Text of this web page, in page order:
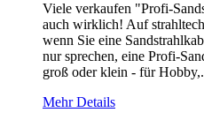
Viele verkaufen "Profi-
auch wirklich! Auf
wenn Sie eine
nur sprechen, eine Profi-
groß oder klein - für
Mehr Details